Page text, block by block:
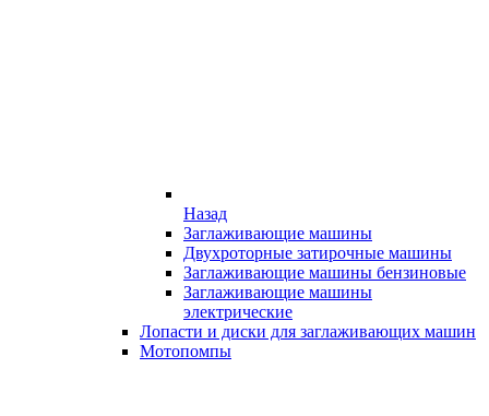
Назад
Заглаживающие машины
Двухроторные затирочные машины
Заглаживающие машины бензиновые
Заглаживающие машины
электрические
Лопасти и диски для заглаживающих машин
Мотопомпы